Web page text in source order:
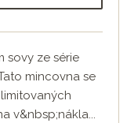
sovy ze série
mincovna se
v&nbsp;nákla...